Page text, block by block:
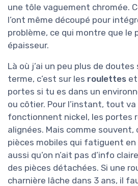
une tôle vaguement chromée.
l’ont même découpé pour
problème, ce qui montre que le
épaisseur.
Là où j’ai un peu plus de
terme, c’est sur les roulettes
portes si tu es dans un
ou côtier. Pour l’instant, tout
fonctionnent nickel, les portes
alignées. Mais comme
pièces mobiles qui fatiguent en
aussi qu’on n’ait pas d’info
des pièces détachées. Si une
charnière lâche dans 3 ans, il